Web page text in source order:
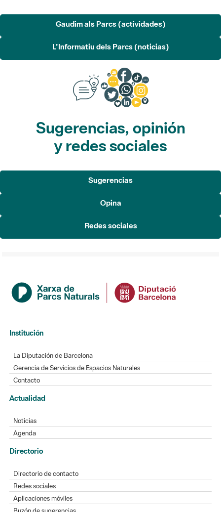
Gaudim als Parcs (actividades)
L'Informatiu dels Parcs (noticias)
Sugerencias, opinión
y redes sociales
Sugerencias
Opina
Redes sociales
Institución
La Diputación de Barcelona
Gerencia de Servicios de Espacios Naturales
Contacto
Actualidad
Noticias
Agenda
Directorio
Directorio de contacto
Redes sociales
Aplicaciones móviles